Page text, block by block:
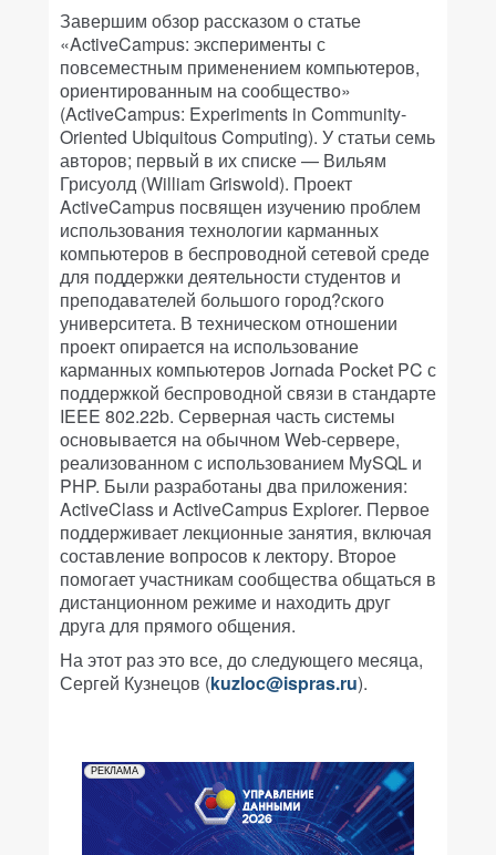
Завершим обзор рассказом о статье
«ActiveCampus: эксперименты с
повсеместным применением компьютеров,
ориентированным на сообщество»
(ActiveCampus: Experiments in Community-
Oriented Ubiquitous Computing). У статьи семь
авторов; первый в их списке — Вильям
Грисуолд (William Griswold). Проект
ActiveCampus посвящен изучению проблем
использования технологии карманных
компьютеров в беспроводной сетевой среде
для поддержки деятельности студентов и
преподавателей большого город?ского
университета. В техническом отношении
проект опирается на использование
карманных компьютеров Jornada Pocket PC с
поддержкой беспроводной связи в стандарте
IEEE 802.22b. Серверная часть системы
основывается на обычном Web-сервере,
реализованном с использованием MySQL и
PHP. Были разработаны два приложения:
ActiveClass и ActiveCampus Explorer. Первое
поддерживает лекционные занятия, включая
составление вопросов к лектору. Второе
помогает участникам сообщества общаться в
дистанционном режиме и находить друг
друга для прямого общения.
На этот раз это все, до следующего месяца,
Сергей Кузнецов (kuzloc@ispras.ru).
РЕКЛАМА